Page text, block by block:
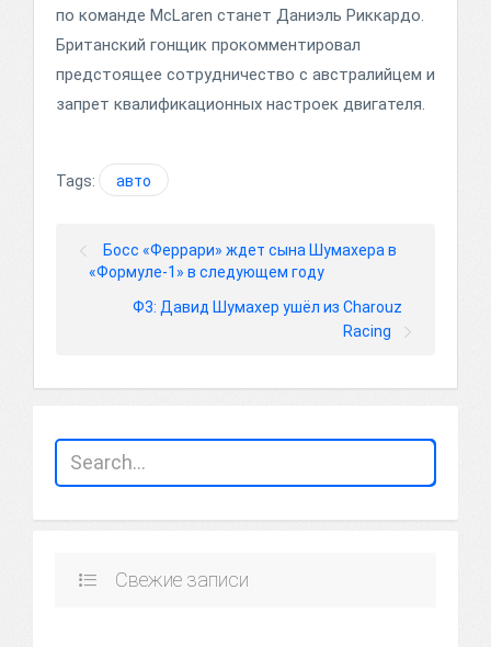
по команде McLaren станет Даниэль Риккардо.
Британский гонщик прокомментировал
предстоящее сотрудничество с австралийцем и
запрет квалификационных настроек двигателя.
Tags: авто
Босс «Феррари» ждет сына Шумахера в
«Формуле-1» в следующем году
Ф3: Давид Шумахер ушёл из Charouz
Racing
Свежие записи